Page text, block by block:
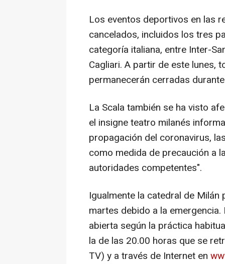
Los eventos deportivos en las
cancelados, incluidos los tres
categoría italiana, entre Inter-
Cagliari. A partir de este lunes,
permanecerán cerradas
La Scala también se ha visto
el insigne teatro milanés
propagación del coronavirus,
como medida de precaución a
autoridades competentes".
Igualmente la catedral de
martes debido a la
abierta según la práctica
la de las 20.00 horas que se
TV) y a través de Internet en